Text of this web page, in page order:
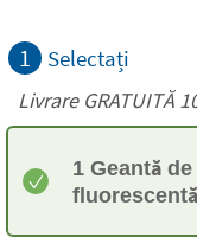
1 Selectați
Livrare GRATUITĂ
1 Geantă
fluorescentă